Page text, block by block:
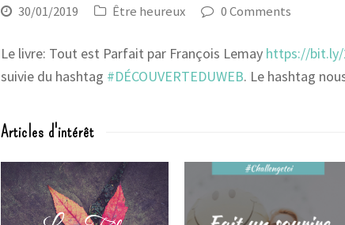
30/01/2019 Être heureux 0 Comments
Le livre: Tout est Parfait par François Lemay https://bit.ly/
suivie du hashtag #DÉCOUVERTEDUWEB. Le hashtag
Articles d'intérêt